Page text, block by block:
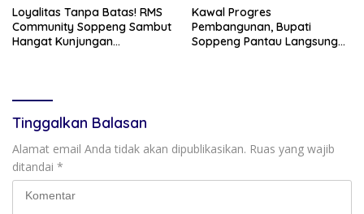
Loyalitas Tanpa Batas! RMS
Community Soppeng Sambut
Hangat Kunjungan
Kawal Progres
Pembangunan, Bupati
Soppeng Pantau Langsung
Tinggalkan Balasan
Alamat email Anda tidak akan dipublikasikan. Ruas yang wajib
ditandai *